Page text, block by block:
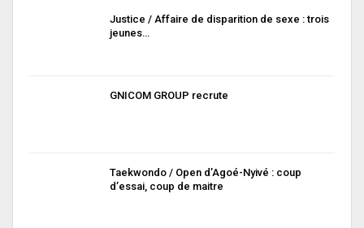
Justice / Affaire de disparition de sexe : trois
jeunes…
GNICOM GROUP recrute
Taekwondo / Open d’Agoé-Nyivé : coup
d’essai, coup de maitre